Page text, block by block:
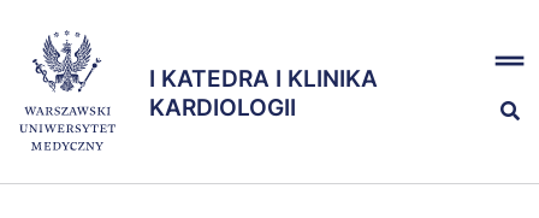
treści
I KATEDRA I KLINIKA
KARDIOLOGII
x
KARDIOLOGII